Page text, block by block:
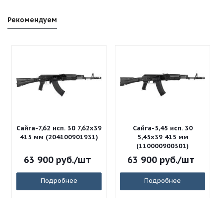
Рекомендуем
Сайга-7,62 исп. 30 7,62x39
415 мм (204100901931)
63 900руб./шт
Подробнее
Сайга-5,45 исп. 30
5,45x39 415 мм
(110000900301)
63 900руб./шт
Подробнее